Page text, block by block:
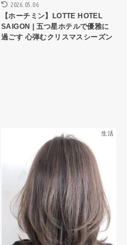
2026.05.06
【ホーチミン】LOTTE HOTEL
SAIGON | 五つ星ホテルで優雅に
過ごす 心弾むクリスマスシーズン
生活